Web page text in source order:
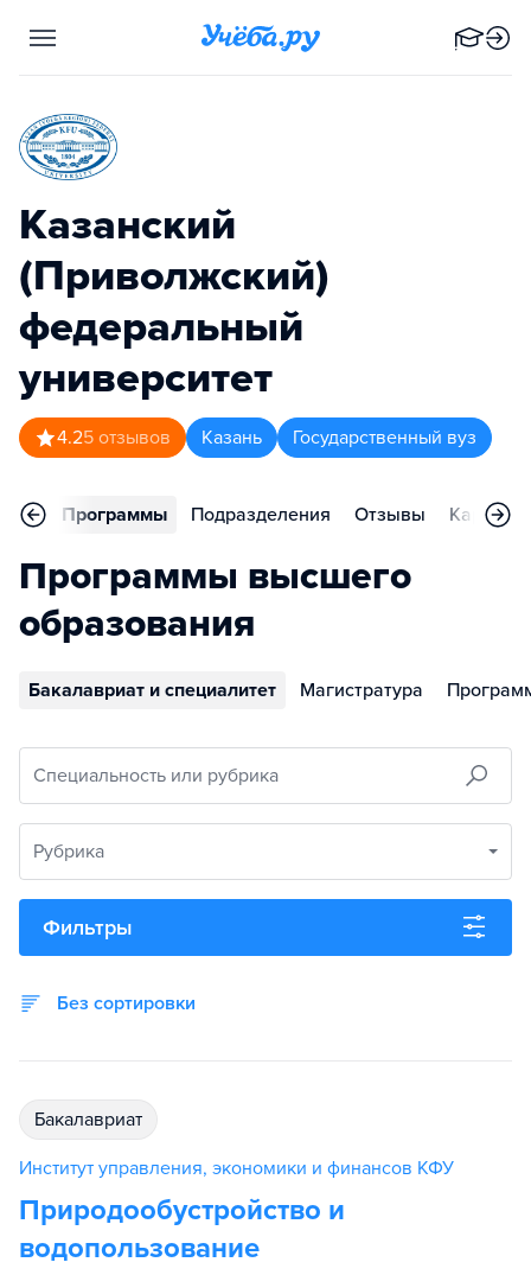
Казанский
(Приволжский)
федеральный
университет
4.25 отзывов Казань Государственный вуз
Программы Подразделения Отзывы Карьера
Программы высшего
образования
Бакалавриат и специалитет Магистратура
Специальность или рубрика
Рубрика
Фильтры
Без сортировки
бакалавриат
Институт управления, экономики и финансов КФУ
Природообустройство и
водопользование